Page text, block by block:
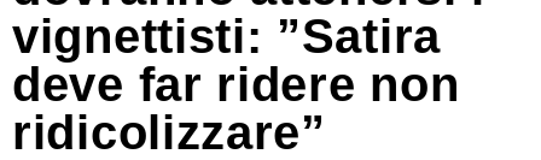
vignettisti: ”Satira
deve far ridere non
ridicolizzare”